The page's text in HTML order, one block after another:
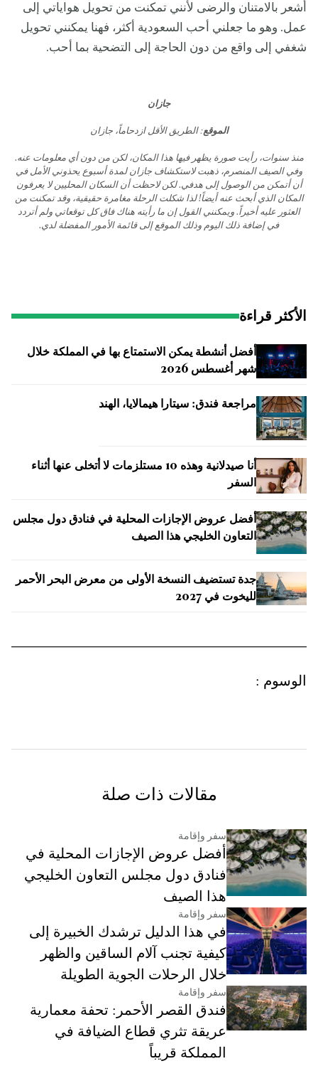
أشعر بالامتنان والرضى لأنني تمكنت من تحويل هواياتي إلى
عمل. وهو ما جعلني أحب السعودية أكثر، فهنا يمكنني تحويل
شغفي إلى واقع من دون الحاجة إلى التضحية بما أحب.
جازان
الموقع: الطريق الأقل ازدحاماً، جازان
منذ سنوات، رأيت صورة يظهر فيها هذا المكان، لكن من دون أي معلومات عنه.
وفي الصيف المنصرم، ذهبت لاستكشاف جازان لمدة أسبوع يحذوني الأمل في
أن أتمكن من الوصول إلى هدفي. لكن لاحظت أن السكان المحليين لا يعرفون
المكان الذي أبحث عنه أيضاً! لذا شكلت الرحلة مغامرة حقيقية، وقد تمكنت من
العثور عليه أخيراً. ويمكنني القول إن ما رأيته هناك فاق كل توقعاتي ولم أتردد
في إضافة ذلك اليوم وذلك الموقع إلى قائمة الأمور المفضلة لدي.
الأكثر قراءة
أفضل أنشطة يمكن الاستمتاع بها في المملكة خلال
شهر أغسطس 2026
مراجعة فندق: سيتارا هيمالايا، الهند
أنا صيدلانية وهذه 10 مستلزمات لا أتخلى عنها أثناء
السفر
أفضل عروض الإجازات المحلية في فنادق دول مجلس
التعاون الخليجي هذا الصيف
جدة تستضيف النسخة الأولى من معرض البحر الأحمر
لليخوت في 2027
الوسوم :
مقالات ذات صلة
سفر وإقامة
أفضل عروض الإجازات المحلية في
فنادق دول مجلس التعاون الخليجي
هذا الصيف
سفر وإقامة
في هذا الدليل ترشدك الخبيرة إلى
كيفية تجنب آلام الساقين والظهر
خلال الرحلات الجوية الطويلة
سفر وإقامة
فندق القصر الأحمر: تحفة معمارية
عريقة تثري قطاع الضيافة في
المملكة قريباً